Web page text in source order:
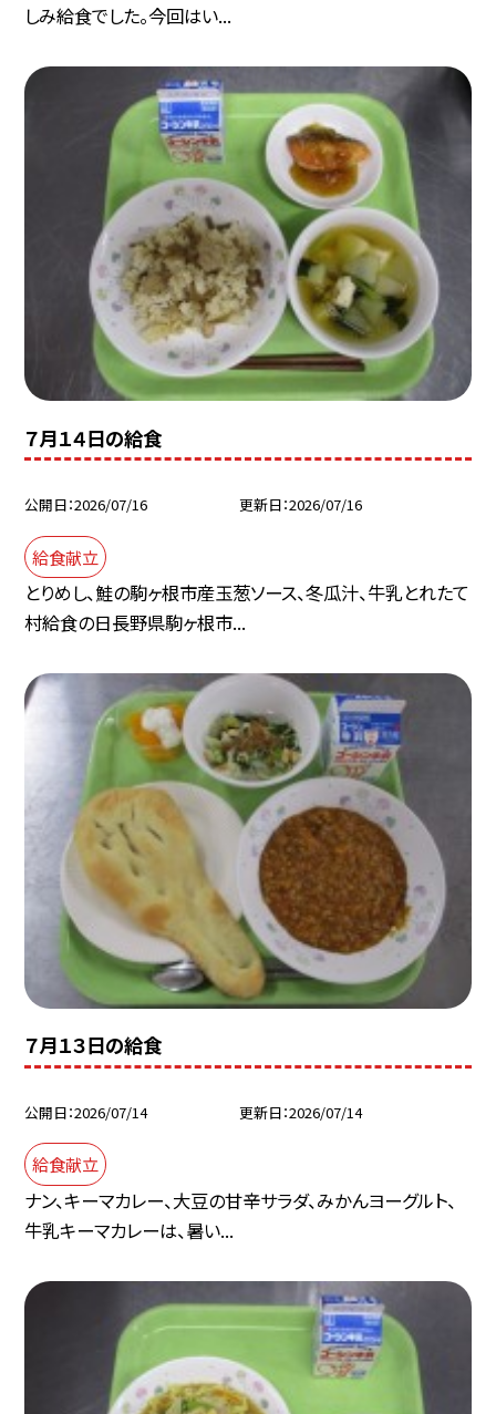
しみ給食でした。今回はい...
７月１４日の給食
公開日 2026/07/16 更新日 2026/07/16
給食献立
とりめし、鮭の駒ヶ根市産玉葱ソース、冬瓜汁、牛乳とれたて
村給食の日長野県駒ヶ根市...
７月１３日の給食
公開日 2026/07/14 更新日 2026/07/14
給食献立
ナン、キーマカレー、大豆の甘辛サラダ、みかんヨーグルト、
牛乳キーマカレーは、暑い...